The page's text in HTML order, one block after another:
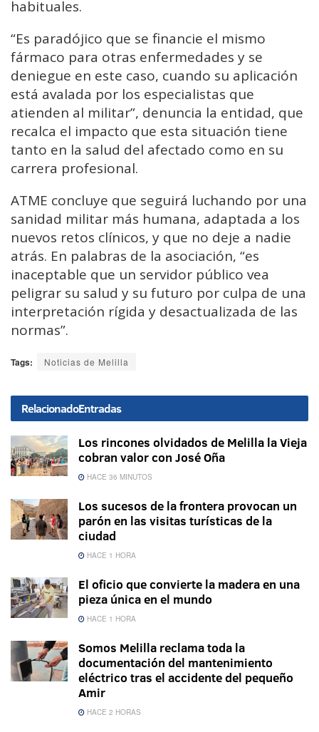
habituales.
“Es paradójico que se financie el mismo
fármaco para otras enfermedades y se
deniegue en este caso, cuando su aplicación
está avalada por los especialistas que
atienden al militar”, denuncia la entidad, que
recalca el impacto que esta situación tiene
tanto en la salud del afectado como en su
carrera profesional.
ATME concluye que seguirá luchando por una
sanidad militar más humana, adaptada a los
nuevos retos clínicos, y que no deje a nadie
atrás. En palabras de la asociación, “es
inaceptable que un servidor público vea
peligrar su salud y su futuro por culpa de una
interpretación rígida y desactualizada de las
normas”.
Tags: Noticias de Melilla
RelacionadoEntradas
Los rincones olvidados de Melilla la Vieja
cobran valor con José Oña
HACE 36 MINUTOS
Los sucesos de la frontera provocan un
parón en las visitas turísticas de la
ciudad
HACE 1 HORA
El oficio que convierte la madera en una
pieza única en el mundo
HACE 1 HORA
Somos Melilla reclama toda la
documentación del mantenimiento
eléctrico tras el accidente del pequeño
Amir
HACE 2 HORAS